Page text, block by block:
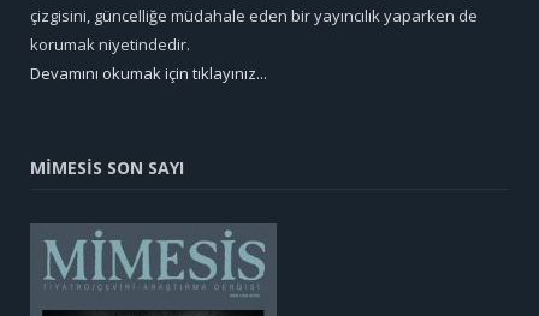
çizgisini, güncelliğe müdahale eden bir yayıncılık yaparken de
korumak niyetindedir.
Devamını okumak için tıklayınız...
MİMESİS SON SAYI